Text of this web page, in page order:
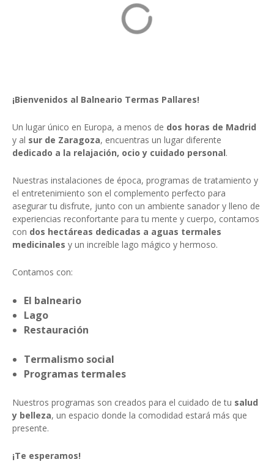
¡Bienvenidos al Balneario Termas Pallares!
Un lugar único en Europa, a menos de dos horas de Madrid
y al sur de Zaragoza, encuentras un lugar diferente
dedicado a la relajación, ocio y cuidado personal.
Nuestras instalaciones de época, programas de tratamiento y
el entretenimiento son el complemento perfecto para
asegurar tu disfrute, junto con un ambiente sanador y lleno de
experiencias reconfortante para tu mente y cuerpo, contamos
con dos hectáreas dedicadas a aguas termales
medicinales y un increíble lago mágico y hermoso.
Contamos con:
El balneario
Lago
Restauración
Termalismo social
Programas termales
Nuestros programas son creados para el cuidado de tu salud
y belleza, un espacio donde la comodidad estará más que
presente.
¡Te esperamos!